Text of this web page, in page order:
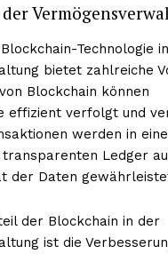
Technologie
bietet zahlreiche
Blockchain können
effizient verfolgt und
werden in
Ledger
der Daten
der Blockchain in der
ist die